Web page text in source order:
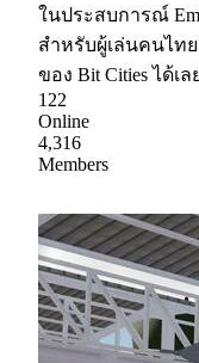
ในประสบการณ์
สำหรับผู้เล่นคนไท
ของ Bit Cities ได้เ
122
Online
4,316
Members